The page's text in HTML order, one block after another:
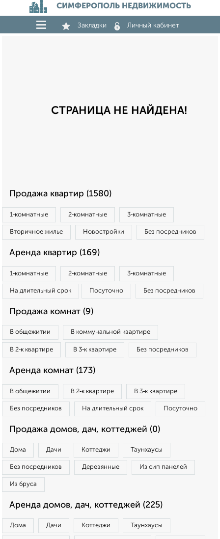
СИМФЕРОПОЛЬ НЕДВИЖИМОСТЬ
Закладки Личный кабинет
СТРАНИЦА НЕ НАЙДЕНА!
Продажа квартир (1580)
1‑комнатные 2‑комнатные 3‑комнатные
Вторичное жилье Новостройки Без посредников
Аренда квартир (169)
1‑комнатные 2‑комнатные 3‑комнатные
На длительный срок Посуточно Без посредников
Продажа комнат (9)
В общежитии В коммунальной квартире
В 2‑к квартире В 3‑к квартире Без посредников
Аренда комнат (173)
В общежитии В 2‑к квартире В 3‑к квартире
Без посредников На длительный срок Посуточно
Продажа домов, дач, коттеджей (0)
Дома Дачи Коттеджи Таунхаусы
Без посредников Деревянные Из сип панелей
Из бруса
Аренда домов, дач, коттеджей (225)
Дома Дачи Коттеджи Таунхаусы